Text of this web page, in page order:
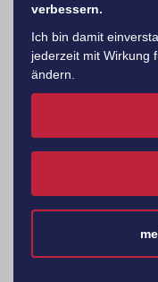
Die Küchen Lübbering
mittelständisches
Einbauküchen und
Jetzt mehr erfahren
verbessern.
Ich bin damit
jederzeit mit Wirkung
ändern.